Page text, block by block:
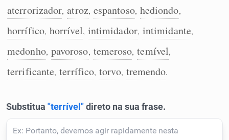
Corrigir Texto
Detector de IA
Cata-letras
aterrorizador, atroz, espantoso, hediondo,
horrífico, horrível, intimidador, intimidante,
medonho, pavoroso, temeroso, temível,
terrificante, terrífico, torvo, tremendo.